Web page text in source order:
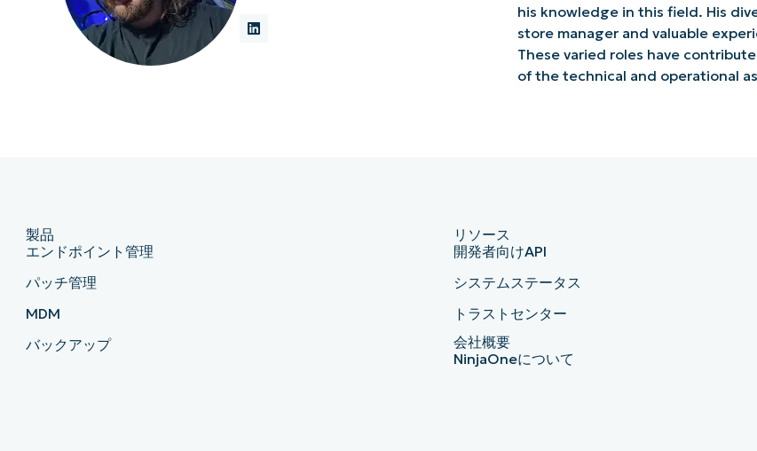
お問い合わせ NINJAONEにログインする
his knowledge in this field. His
store manager and valuable
These varied roles have
of the technical and operational
製品
エンドポイント管理
パッチ管理
MDM
バックアップ
リソース
開発者向けAPI
システムステータス
トラストセンター
会社概要
NinjaOneについて